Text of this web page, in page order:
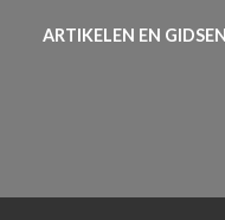
ARTIKELEN EN GIDSEN